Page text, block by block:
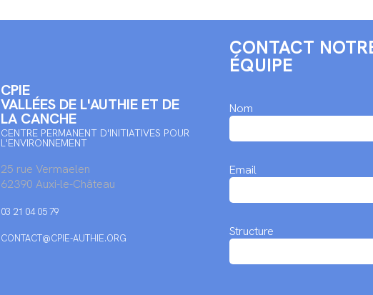
CPIE
VALLÉES DE L'AUTHIE ET DE
LA CANCHE
CENTRE PERMANENT D'INITIATIVES POUR
L'ENVIRONNEMENT
25 rue Vermaelen
62390 Auxi-le-Château
03 21 04 05 79
CONTACT@CPIE-AUTHIE.ORG
CONTACT
ÉQUIPE
Nom
Email
Structure